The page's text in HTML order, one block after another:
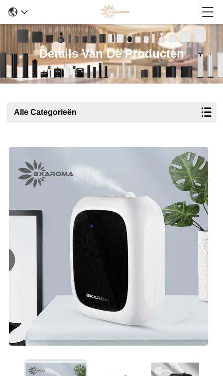
Details Van De Producten
Alle Categorieën